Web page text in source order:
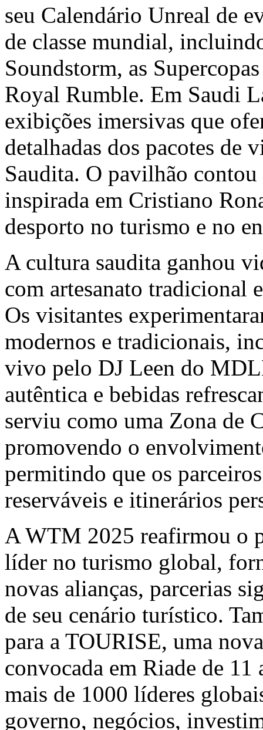
seu Calendário Unreal de
de classe mundial,
Soundstorm, as
Royal Rumble. Em Saudi
exibições imersivas que
detalhadas dos pacotes de
Saudita. O pavilhão
inspirada em Cristiano
desporto no turismo e no
A cultura saudita ganhou
com artesanato tradicional
Os visitantes
modernos e tradicionais,
vivo pelo DJ Leen do
autêntica e bebidas
serviu como uma Zona de
promovendo o
permitindo que os
reserváveis e itinerários
A WTM 2025 reafirmou o
líder no turismo global,
novas alianças, parcerias
de seu cenário turístico.
para a TOURISE, uma
convocada em Riade de
mais de 1000 líderes
governo, negócios,